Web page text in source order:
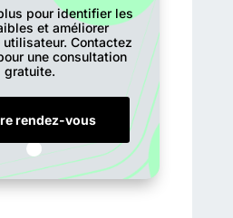
pour identifier les
et améliorer
utilisateur. Contactez
une consultation
gratuite.
rendez-vous